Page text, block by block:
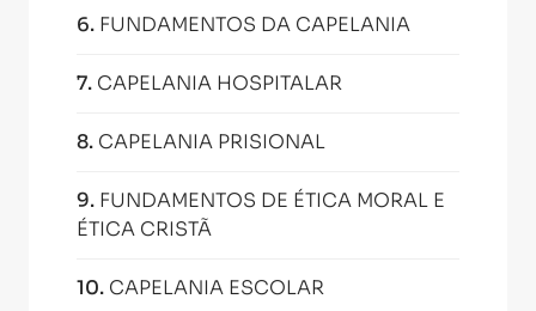
6. FUNDAMENTOS DA CAPELANIA
7. CAPELANIA HOSPITALAR
8. CAPELANIA PRISIONAL
9. FUNDAMENTOS DE ÉTICA MORAL E
ÉTICA CRISTÃ
10. CAPELANIA ESCOLAR